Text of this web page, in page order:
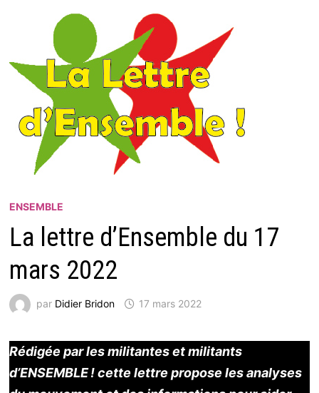
ENSEMBLE
La lettre d’Ensemble du 17
mars 2022
par Didier Bridon 17 mars 2022
Rédi­­­­­­­­­­­­­­­­­­­­gée par les mili­­­­­­­­­­­­­­­­­­­­tantes et mili­­­­­­­­­­­­­­­­­­­­tants
d’ENSEMBLE ! cette lettre propose les analyses